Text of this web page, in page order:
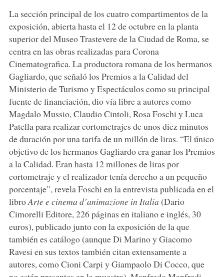
La sección principal de los cuatro compartimentos de la
exposición, abierta hasta el 12 de octubre en la planta
superior del Museo Trastevere de la Ciudad de Roma, se
centra en las obras realizadas para Corona
Cinematografica. La productora romana de los hermanos
Gagliardo, que señaló los Premios a la Calidad del
Ministerio de Turismo y Espectáculos como su principal
fuente de financiación, dio vía libre a autores como
Magdalo Mussio, Claudio Cintoli, Rosa Foschi y Luca
Patella para realizar cortometrajes de unos diez minutos
de duración por una tarifa de un millón de liras. “El único
objetivo de los hermanos Gagliardo era ganar los Premios
a la Calidad. Eran hasta 12 millones de liras por
cortometraje y el realizador tenía derecho a un pequeño
porcentaje”, revela Foschi en la entrevista publicada en el
libroArte e cinema d’animazione in Italia (Dario
Cimorelli Editore, 226 páginas en italiano e inglés, 30
euros), publicado junto con la exposición de la que
también es catálogo (aunque Di Marino y Giacomo
Ravesi en sus textos también citan extensamente a
autores, como Cioni Carpi y Giampaolo Di Cocco, que